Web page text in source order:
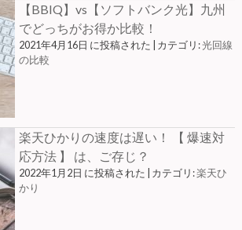
【BBIQ】vs【ソフトバンク光】九州
でどっちがお得か比較！
2021年4月16日 に投稿された カテゴリ:光回線
の比較
楽天ひかりの速度は遅い！ 【 爆速対
応方法 】 は、ご存じ？
2022年1月2日 に投稿された カテゴリ:楽天ひ
かり